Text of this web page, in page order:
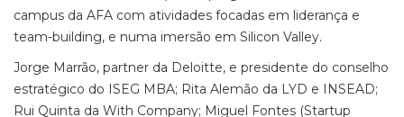
campus da AFA com atividades focadas em liderança e
team-building, e numa imersão em Silicon Valley.
Jorge Marrão, partner da Deloitte, e presidente do conselho
estratégico do ISEG MBA; Rita Alemão da LYD e INSEAD;
Rui Quinta da With Company; Miguel Fontes (Startup